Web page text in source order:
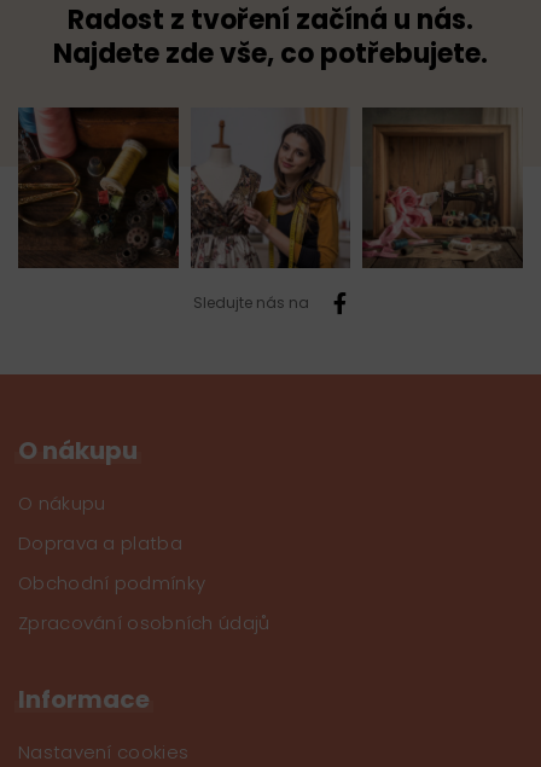
Radost z tvoření začíná u nás.
Najdete zde vše, co potřebujete.
Sledujte nás na
O nákupu
O nákupu
Doprava a platba
Obchodní podmínky
Zpracování osobních údajů
Informace
Nastavení cookies